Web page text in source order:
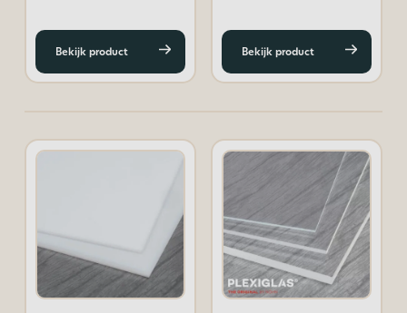
Bekijk product Bekijk product